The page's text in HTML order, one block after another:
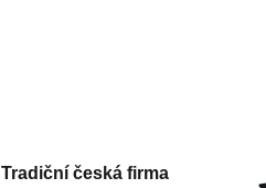
Tradiční česká firma